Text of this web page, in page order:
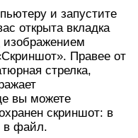
и запустите
открыта вкладка
изображением
Правее от
стрелка,
вы можете
скриншот: в
в файл.